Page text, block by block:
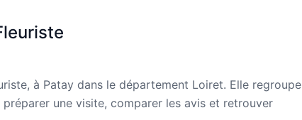
à Patay dans le département Loiret. Elle regroupe
une visite, comparer les avis et retrouver